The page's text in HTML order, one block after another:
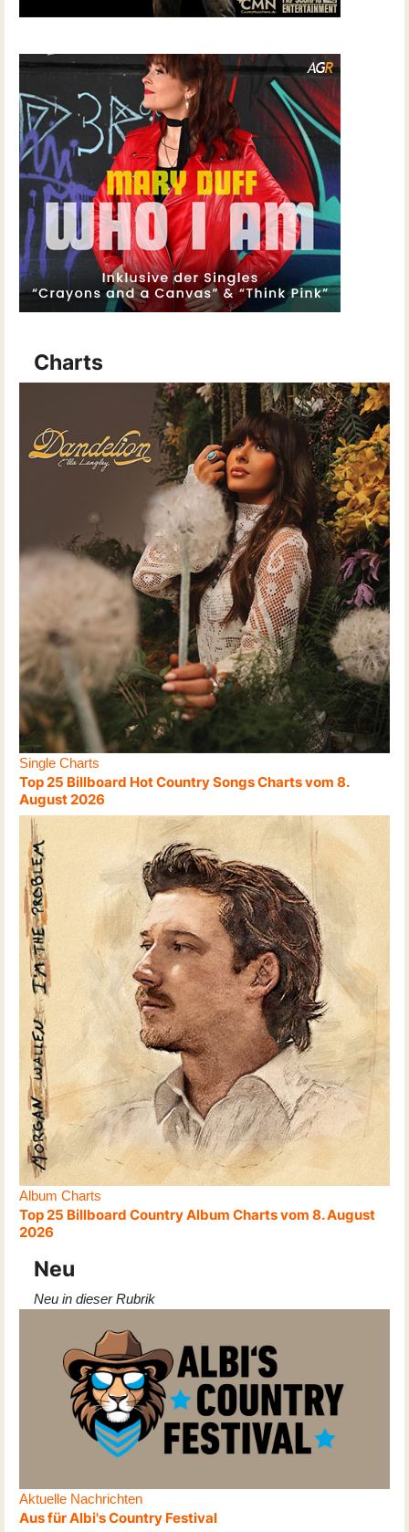
Charts
Single Charts
Top 25 Billboard Hot Country Songs Charts vom 8.
August 2026
Album Charts
Top 25 Billboard Country Album Charts vom 8. August
2026
Neu
Neu in dieser Rubrik
Aktuelle Nachrichten
Aus für Albi's Country Festival